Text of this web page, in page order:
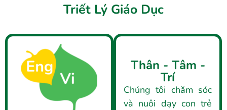
Triết Lý Giáo Dục
Thân - Tâm -
Trí
Chúng tôi chăm sóc
và nuôi dạy con trẻ